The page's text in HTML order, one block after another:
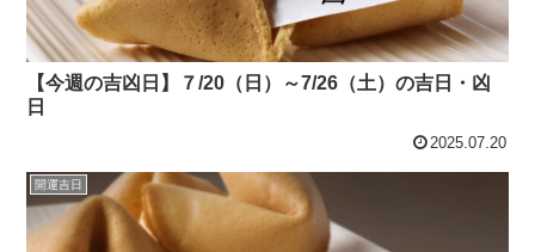
【今週の吉凶日】７/20（日）～7/26（土）の吉日・凶
日
2025.07.20
開運吉日